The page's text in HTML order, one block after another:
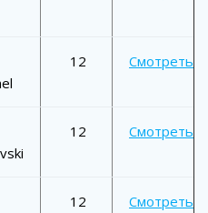
12 Смотреть
12 Смотреть
12 Смотреть